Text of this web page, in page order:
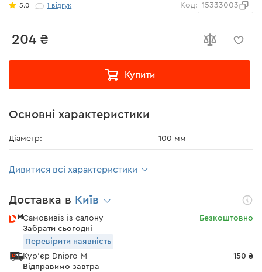
5.0 1 відгук Код: 15333003
204 ₴
Купити
Основні характеристики
Діаметр: 100 мм
Дивитися всі характеристики
Доставка в Київ
Самовивіз із салону
Забрати сьогодні
Безкоштовно
Перевірити наявність
Кур'єр Dnipro-M
Відправимо завтра
150 ₴